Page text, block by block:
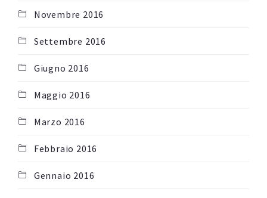
Novembre 2016
Settembre 2016
Giugno 2016
Maggio 2016
Marzo 2016
Febbraio 2016
Gennaio 2016